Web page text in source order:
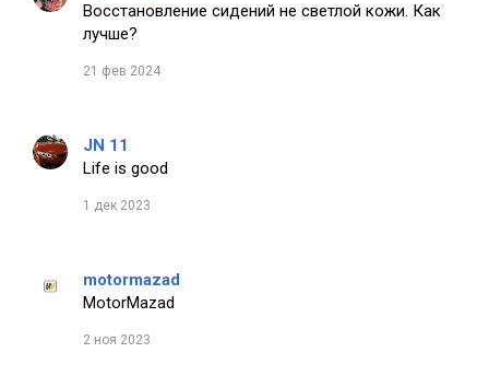
Восстановление сидений не светлой кожи. Как
лучше?
21 фев 2024
JN 11
Life is good
1 дек 2023
motormazad
MotorMazad
2 ноя 2023